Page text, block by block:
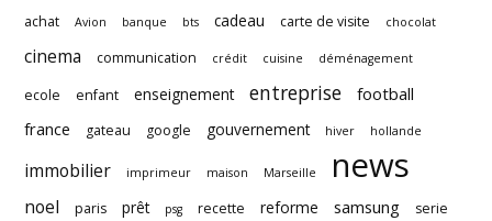
achat Avion banque bts cadeau carte de visite chocolat
cinema communication crédit cuisine déménagement
ecole enfant enseignement entreprise
football
france
gateau google gouvernement hiver hollande
immobilier imprimeur maison Marseille news
noel paris prêt psg recette reforme samsung serie